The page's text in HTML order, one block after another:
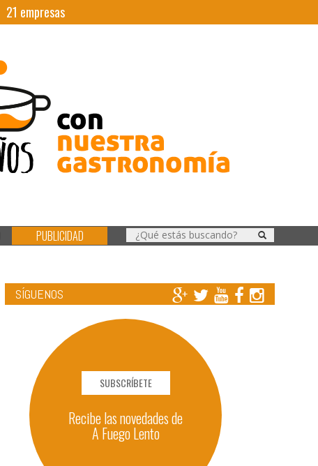
21 empresas
PUBLICIDAD
SÍGUENOS
SUBSCRÍBETE
Recibe las novedades de
A Fuego Lento